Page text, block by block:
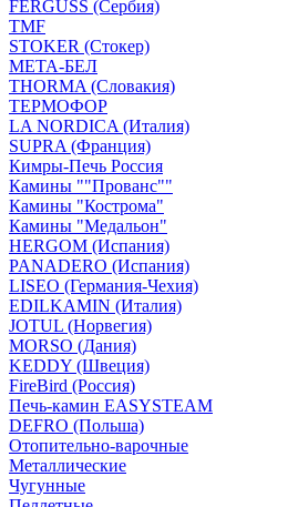
FERGUSS (Сербия)
TMF
STOKER (Стокер)
МЕТА-БЕЛ
THORMA (Словакия)
ТЕРМОФОР
LA NORDICA (Италия)
SUPRA (Франция)
Кимры-Печь Россия
Камины ""Прованс""
Камины "Кострома"
Камины "Медальон"
HERGOM (Испания)
PANADERO (Испания)
LISEO (Германия-Чехия)
EDILKAMIN (Италия)
JOTUL (Норвегия)
MORSO (Дания)
KEDDY (Швеция)
FireBird (Россия)
Печь-камин EASYSTEAM
DEFRO (Польша)
Отопительно-варочные
Металлические
Чугунные